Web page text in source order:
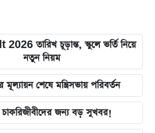
তারিখ চূড়ান্ত, স্কুলে ভর্তি নিয়ে
নতুন নিয়ম
শেষে মন্ত্রিসভায় পরিবর্তন
জন্য বড় সুখবর!